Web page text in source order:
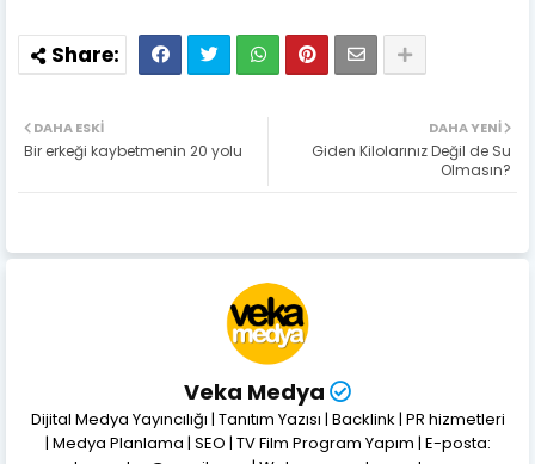
DAHA YENI
Giden Kilolarınız Değil de Su
Olmasın?
DAHA ESKI
Bir erkeği kaybetmenin 20 yolu
Veka Medya
Dijital Medya Yayıncılığı | Tanıtım Yazısı | Backlink | PR hizmetleri
| Medya Planlama | SEO | TV Film Program Yapım | E-posta: